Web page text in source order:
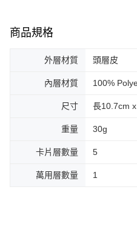
商品規格
外層材質 頭層皮
內層材質 100%
尺寸 長10.7cm
重量 30g
卡片層數量 5
萬用層數量 1